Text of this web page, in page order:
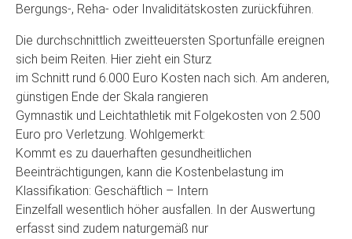
Bergungs-, Reha- oder Invaliditätskosten zurückführen.
Die durchschnittlich zweitteuersten Sportunfälle ereignen
sich beim Reiten. Hier zieht ein Sturz
im Schnitt rund 6.000 Euro Kosten nach sich. Am anderen,
günstigen Ende der Skala rangieren
Gymnastik und Leichtathletik mit Folgekosten von 2.500
Euro pro Verletzung. Wohlgemerkt:
Kommt es zu dauerhaften gesundheitlichen
Beeinträchtigungen, kann die Kostenbelastung im
Klassifikation: Geschäftlich – Intern
Einzelfall wesentlich höher ausfallen. In der Auswertung
erfasst sind zudem naturgemäß nur